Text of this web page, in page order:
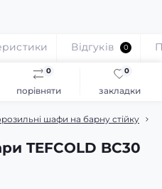
порівняти
0
закладки
0
шафи на барну стійку
TEFCOLD BC30
Відгуків 0